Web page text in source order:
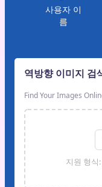
사용자 이
름
역방향 이미지 검
Find Your Images
지원 형식
젠장, 그 자
했어. 정말
아서 그들을
저와 가족
활이 어디